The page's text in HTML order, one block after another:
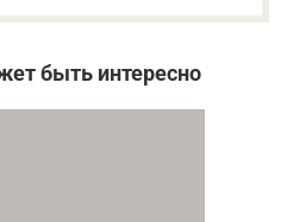
быть интересно